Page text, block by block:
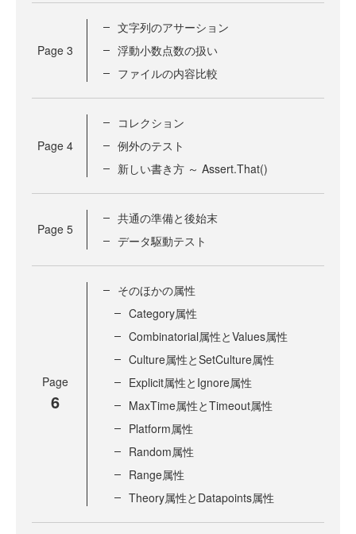
Page 3
文字列のアサーション
浮動小数点数の扱い
ファイルの内容比較
Page 4
コレクション
例外のテスト
新しい書き方 ～ Assert.That()
Page 5
共通の準備と後始末
データ駆動テスト
Page
6
そのほかの属性
Category属性
Combinatorial属性とValues属性
Culture属性とSetCulture属性
Explicit属性とIgnore属性
MaxTime属性とTimeout属性
Platform属性
Random属性
Range属性
Theory属性とDatapoints属性